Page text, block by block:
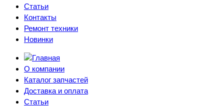
Статьи
Контакты
Ремонт техники
Новинки
О компании
Каталог запчастей
Доставка и оплата
Статьи